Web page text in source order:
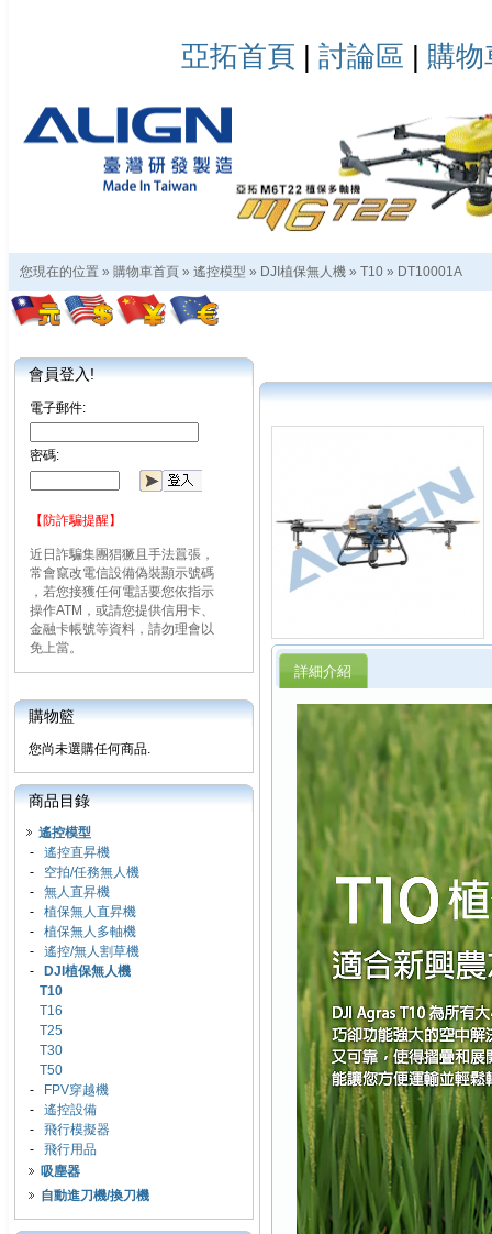
亞拓首頁 | 討論區 | 購物
您現在的位置 » 購物車首頁 » 遙控模型 » DJI植保無人機 » T10 » DT10001A
會員登入!
電子郵件:
密碼:
【防詐騙提醒】
近日詐騙集團猖獗且手法囂張，
常會竄改電信設備偽裝顯示號碼
，若您接獲任何電話要您依指示
操作ATM，或請您提供信用卡、
金融卡帳號等資料，請勿理會以
免上當。
購物籃
您尚未選購任何商品.
商品目錄
遙控模型
- 遙控直昇機
- 空拍/任務無人機
- 無人直昇機
- 植保無人直昇機
- 植保無人多軸機
- 遙控/無人割草機
-
DJI植保無人機
T10
T16
T25
T30
T50
-
FPV穿越機
- 遙控設備
- 飛行模擬器
- 飛行用品
吸塵器
自動進刀機/換刀機
詳細介紹